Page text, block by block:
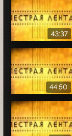
43:37
44:50